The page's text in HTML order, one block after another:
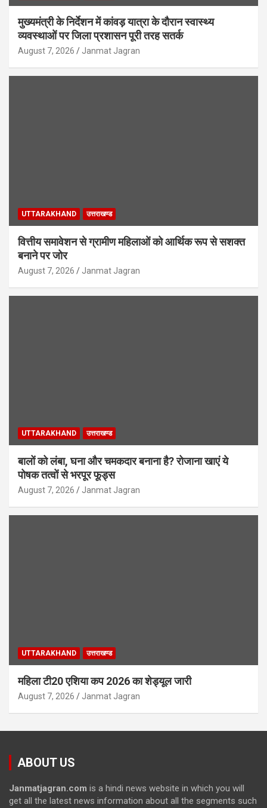
मुख्यमंत्री के निर्देशन में कांवड़ यात्रा के दौरान स्वास्थ्य
व्यवस्थाओं पर जिला प्रशासन पूरी तरह सतर्क
August 7, 2026 Janmat Jagran
UTTARAKHAND उत्तराखण्ड
वित्तीय समावेशन से ग्रामीण महिलाओं को आर्थिक रूप से सशक्त
बनाने पर जोर
August 7, 2026 Janmat Jagran
UTTARAKHAND उत्तराखण्ड
बालों को लंबा, घना और चमकदार बनाना है? रोजाना खाएं ये
पोषक तत्वों से भरपूर फूड्स
August 7, 2026 Janmat Jagran
UTTARAKHAND उत्तराखण्ड
महिला टी20 एशिया कप 2026 का शेड्यूल जारी
August 7, 2026 Janmat Jagran
ABOUT US
Janmatjagran.com is a hindi news website in which you will
get all the latest news information about all the segments such